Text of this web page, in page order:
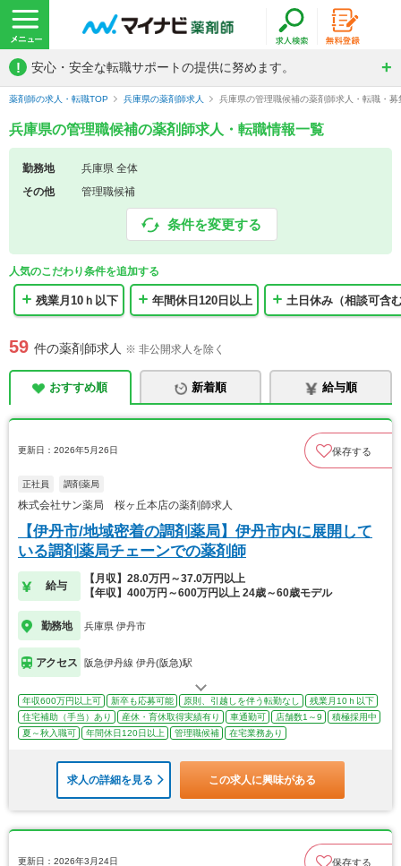
! 安心・安全な転職サポートの提供に努めます。
薬剤師の求人・転職TOP 兵庫県の薬剤師求人 兵庫県の管理職候補の薬剤師求人・転職・募
兵庫県の管理職候補の薬剤師求人・転職情報一覧
勤務地
兵庫県 全体
その他
管理職候補
条件を変更する
人気のこだわり条件を追加する
残業月10ｈ以下 年間休日120日以上 土日休み（相談可含
59 件の薬剤師求人 ※ 非公開求人を除く
おすすめ順 新着順 給与順
更新日：2026年5月26日 保存する
正社員 調剤薬局
株式会社サン薬局 桜ヶ丘本店の薬剤師求人
【伊丹市/地域密着の調剤薬局】伊丹市内に展開して
いる調剤薬局チェーンでの薬剤師
給与
【月収】28.0万円～37.0万円以上
【年収】400万円～600万円以上 24歳～60歳モデル
勤務地 兵庫県 伊丹市
アクセス 阪急伊丹線 伊丹(阪急)駅
年収600万円以上可 新卒も応募可能 原則、引越しを伴う転勤なし
残業月10ｈ以下
住宅補助（手当）あり
産休・育休取得実績有り 車通勤可 店舗数1～9
積極採用中
夏～秋入職可
年間休日120日以上 管理職候補 在宅業務あり
求人の詳細を見る この求人に興味がある
更新日：2026年3月24日 保存する